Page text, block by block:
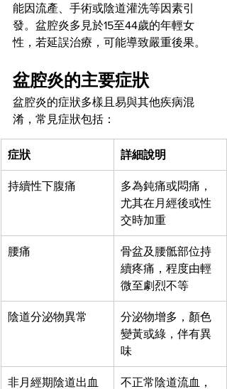
能因流產、手術或陰道灌洗等因素引
發。盆腔炎多見於15至44歲的年輕女
性，若延誤治療，可能導致嚴重後果。
盆腔炎的主要症狀
盆腔炎的症狀多樣且易與其他疾病混
淆，常見症狀包括：
症狀 詳細說明
持續性下腹痛
多為鈍痛或悶痛，
尤其在月經後或性
交時加重
腰痛
骨盆及腰骶部位持
續疼痛，程度由輕
微至劇烈不等
陰道分泌物異常
分泌物增多，顏色
變黃或綠，伴有異
味
非月經期陰道出血
不正常陰道流血，